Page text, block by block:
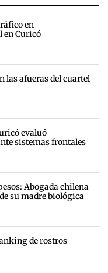
en
en Curicó
las afueras del cuartel
evaluó
sistemas frontales
Abogada chilena
su madre biológica
de rostros